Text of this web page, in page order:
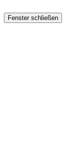
Fenster schließen